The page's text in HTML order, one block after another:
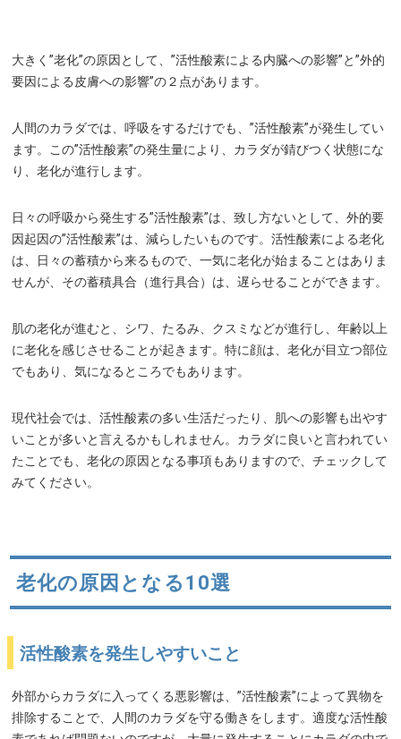
大きく”老化”の原因として、”活性酸素による内臓への影響”と”外的
要因による皮膚への影響”の２点があります。
人間のカラダでは、呼吸をするだけでも、”活性酸素”が発生してい
ます。この”活性酸素”の発生量により、カラダが錆びつく状態にな
り、老化が進行します。
日々の呼吸から発生する”活性酸素”は、致し方ないとして、外的要
因起因の”活性酸素”は、減らしたいものです。活性酸素による老化
は、日々の蓄積から来るもので、一気に老化が始まることはありま
せんが、その蓄積具合（進行具合）は、遅らせることができます。
肌の老化が進むと、シワ、たるみ、クスミなどが進行し、年齢以上
に老化を感じさせることが起きます。特に顔は、老化が目立つ部位
でもあり、気になるところでもあります。
現代社会では、活性酸素の多い生活だったり、肌への影響も出やす
いことが多いと言えるかもしれません。カラダに良いと言われてい
たことでも、老化の原因となる事項もありますので、チェックして
みてください。
老化の原因となる10選
活性酸素を発生しやすいこと
外部からカラダに入ってくる悪影響は、”活性酸素”によって異物を
排除することで、人間のカラダを守る働きをします。適度な活性酸